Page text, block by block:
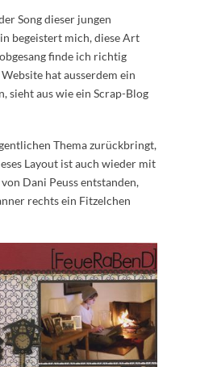
Song dieser jungen
begeistert mich, diese Art
finde ich richtig
hat ausserdem ein
sieht aus wie ein Scrap-Blog
Thema zurückbringt,
Layout ist auch wieder mit
von Dani Peuss entstanden,
rechts ein Fitzelchen